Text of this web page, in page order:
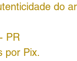
do
PR
por Pix.